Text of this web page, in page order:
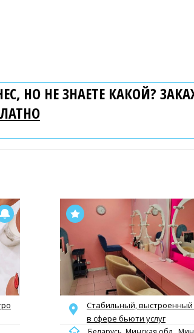
НО НЕ ЗНАЕТЕ КАКОЙ?
Стабильный, выстроенный
в сфере бьюти услуг